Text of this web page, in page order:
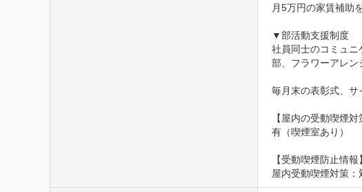
月5万円の家賃補助
▼部活動支援制度
社員同士のコミュ
部、フラワーアレン
毎月末の表彰式、サ
【屋内の受動喫煙対
有（喫煙室あり）
【受動喫煙防止情報】
屋内受動喫煙対策：